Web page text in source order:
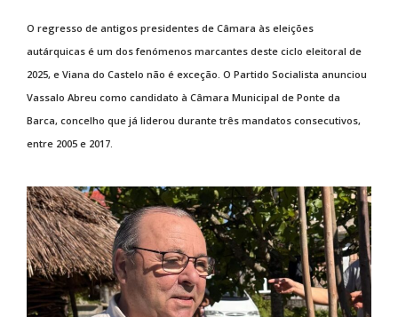
O regresso de antigos presidentes de Câmara às eleições
autárquicas é um dos fenómenos marcantes deste ciclo eleitoral de
2025, e Viana do Castelo não é exceção. O Partido Socialista anunciou
Vassalo Abreu como candidato à Câmara Municipal de Ponte da
Barca, concelho que já liderou durante três mandatos consecutivos,
entre 2005 e 2017.